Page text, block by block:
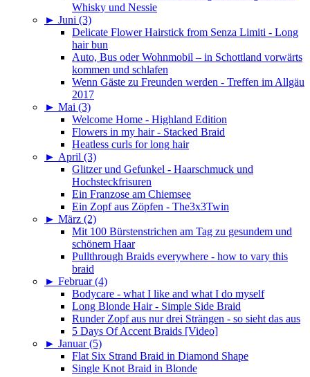
Whisky und Nessie
► Juni (3)
Delicate Flower Hairstick from Senza Limiti - Long
hair bun
Auto, Bus oder Wohnmobil – in Schottland vorwärts
kommen und schlafen
Wenn Gäste zu Freunden werden - Treffen im Allgäu
2017
► Mai (3)
Welcome Home - Highland Edition
Flowers in my hair - Stacked Braid
Heatless curls for long hair
► April (3)
Glitzer und Gefunkel - Haarschmuck und
Hochsteckfrisuren
Ein Franzose am Chiemsee
Ein Zopf aus Zöpfen - The3x3Twin
► März (2)
Mit 100 Bürstenstrichen am Tag zu gesundem und
schönem Haar
Pullthrough Braids everywhere - how to vary this
braid
► Februar (4)
Bodycare - what I like and what I do myself
Long Blonde Hair - Simple Side Braid
Runder Zopf aus nur drei Strängen - so sieht das aus
5 Days Of Accent Braids [Video]
► Januar (5)
Flat Six Strand Braid in Diamond Shape
Single Knot Braid in Blonde